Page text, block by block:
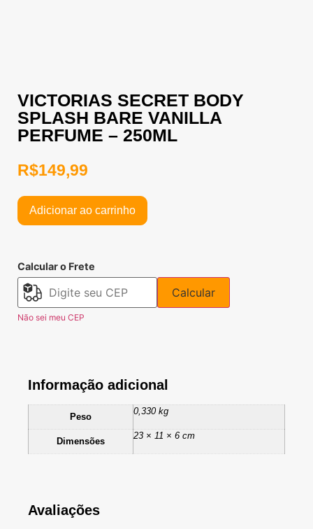
VICTORIAS SECRET BODY
SPLASH BARE VANILLA
PERFUME – 250ML
R$149,99
Adicionar ao carrinho
Calcular o Frete
Calcular
Não sei meu CEP
Informação adicional
Peso
0,330 kg
Dimensões
23 × 11 × 6 cm
Avaliações